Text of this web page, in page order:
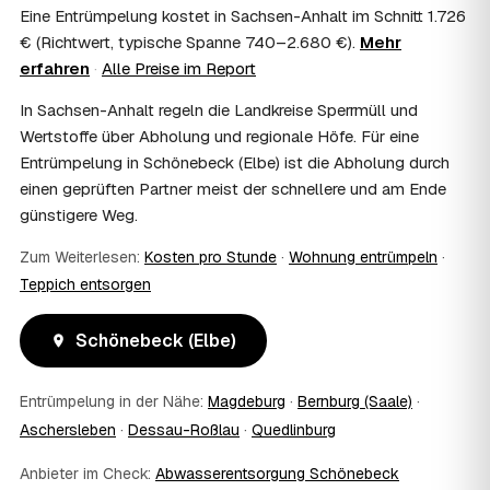
Im Einzelfall ist das möglich — etwa bei einer
Wohnungsauflösung im Rahmen von Sozialhilfe oder
einem vom Amt veranlassten Umzug. Wichtig: Den Antrag
und holen die Kostenübernahme schriftlich ein. AWL
Zentrum vermittelt die Entrümpler, entscheidet aber nicht
über die Kostenübernahme.
08 Bekomme ich einen Entsorgungsnachweis?
Ja. Die Partner entsorgen über zugelassene Höfe und
wichtig zum Beispiel für Vermieter, Nachlassverwaltung
oder die eigene Dokumentation.
Nicht zwingend. Viele Kunden in Schönebeck (Elbe) sind
nur zur Übergabe und zum Abschluss vor Ort; den
stimmen Sie direkt mit dem Entrümpler ab.
10 Was ist im Festpreis enthalten?
Ausräumen, Tragen und Verladen, den Transport sowie die
Eine Entrümpelung kostet in Sachsen-Anhalt im Schnitt 1.726
€ (Richtwert, typische Spanne 740–2.680 €). Mehr
erfahren · Alle Preise im Report
In Sachsen-Anhalt regeln die Landkreise Sperrmüll und
Wertstoffe über Abholung und regionale Höfe. Für eine
Entrümpelung in Schönebeck (Elbe) ist die Abholung durch
einen geprüften Partner meist der schnellere und am Ende
günstigere Weg.
Zum Weiterlesen: Kosten pro Stunde · Wohnung entrümpeln ·
Teppich entsorgen
Schönebeck (Elbe)
Entrümpelung in der Nähe: Magdeburg · Bernburg (Saale) ·
Aschersleben · Dessau-Roßlau · Quedlinburg
Anbieter im Check: Abwasserentsorgung Schönebeck